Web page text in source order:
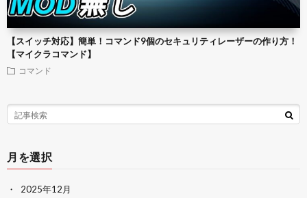
【スイッチ対応】簡単！コマンド9個のセキュリティレーザーの作り方！
【マイクラコマンド】
コマンド
月を選択
2025年12月